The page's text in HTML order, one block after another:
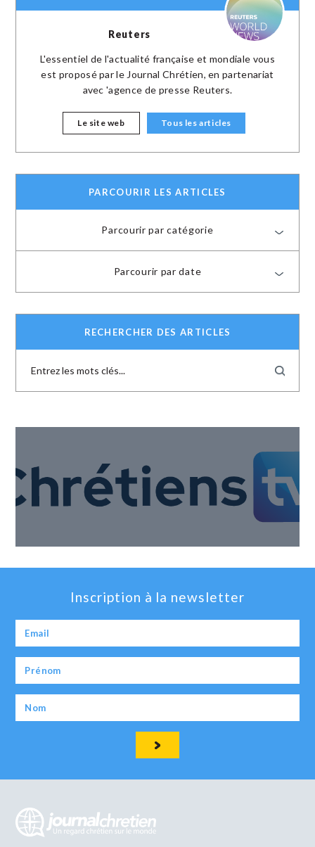
Reuters
L'essentiel de l'actualité française et mondiale vous
est proposé par le Journal Chrétien, en partenariat
avec 'agence de presse Reuters.
Le site web Tous les articles
PARCOURIR LES ARTICLES
Parcourir par catégorie
Parcourir par date
RECHERCHER DES ARTICLES
Inscription à la newsletter